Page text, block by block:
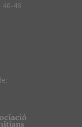
46-48